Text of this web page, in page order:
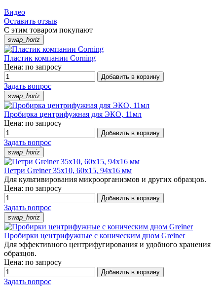
Видео
Оставить отзыв
С этим товаром покупают
swap_horiz
Пластик компании Corning
Цена: по запросу
Добавить в корзину
Задать вопрос
swap_horiz
Пробирка центрифужная для ЭКО, 11мл
Цена: по запросу
Добавить в корзину
Задать вопрос
swap_horiz
Петри Greiner 35х10, 60х15, 94х16 мм
Для культивирования микроорганизмов и других образцов.
Цена: по запросу
Добавить в корзину
Задать вопрос
swap_horiz
Пробирки центрифужные с коническим дном Greiner
Для эффективного центрифугирования и удобного хранения
образцов.
Цена: по запросу
Добавить в корзину
Задать вопрос